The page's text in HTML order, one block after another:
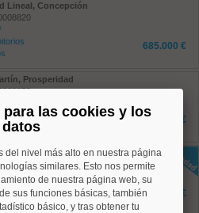
Lineal, Concepción
685.000 €
Prosperidad
477.500 €
Apóstol Santiago
392.500 €
las cookies y los
datos
del nivel más alto en nuestra página
similares. Esto nos permite
de nuestra página web, su
sus funciones básicas, también
básico, y tras obtener tu